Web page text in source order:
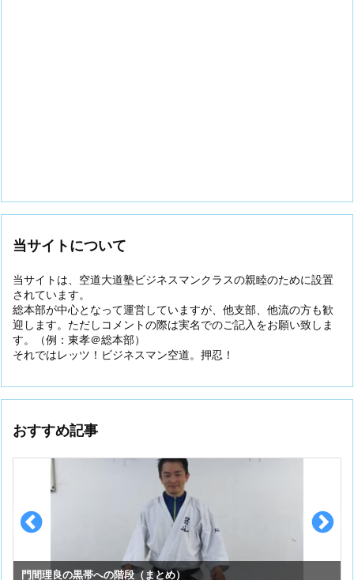
当サイトについて
当サイトは、空道大道塾ビジネスマンクラスの親睦のために設置
されています。
総本部が中心となって運営していますが、他支部、他流の方も歓
迎します。ただしコメントの際は実名でのご記入をお願い致しま
す。（例：東孝＠総本部）
それではレッツ！ビジネスマン空道。押忍！
おすすめ記事
門間理良の黒帯への階段（まとめ）